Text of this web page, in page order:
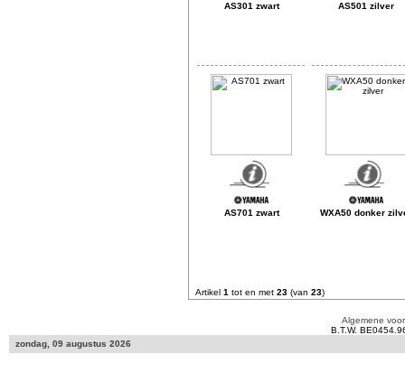
AS301 zwart AS501 zilver
AS701 zwart WXA50 donker
Artikel 1 tot en met 23 (van 23)
Algemene
B.T.W.
zondag, 09 augustus 2026